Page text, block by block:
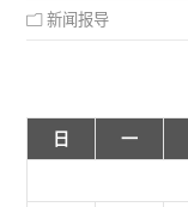
新闻报导
日
一